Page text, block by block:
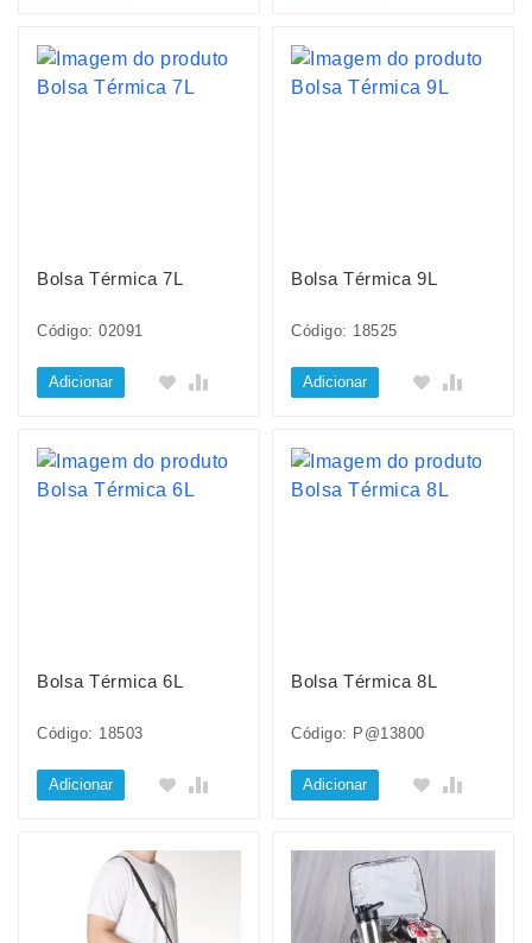
Bolsa Térmica 7L
Código: 02091
Adicionar
Bolsa Térmica 9L
Código: 18525
Adicionar
Bolsa Térmica 6L
Código: 18503
Adicionar
Bolsa Térmica 8L
Código: P@13800
Adicionar